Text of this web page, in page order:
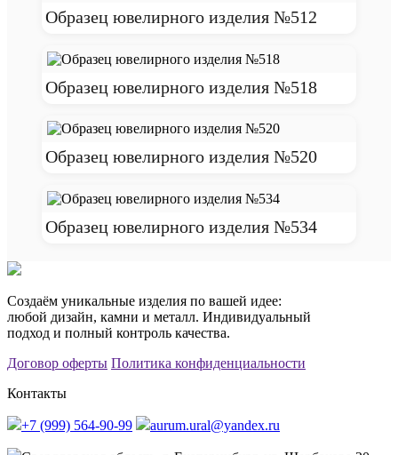
Образец ювелирного изделия №512
Образец ювелирного изделия №518
Образец ювелирного изделия №520
Образец ювелирного изделия №534
Создаём уникальные изделия по вашей идее:
любой дизайн, камни и металл. Индивидуальный
подход и полный контроль качества.
Договор оферты Политика конфиденциальности
Контакты
+7 (999) 564-90-99 aurum.ural@yandex.ru